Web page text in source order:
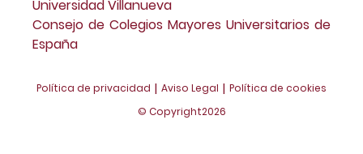
Universidad Villanueva
Consejo de Colegios Mayores Universitarios de
España
Política de privacidad | Aviso Legal | Política de cookies
© Copyright2026